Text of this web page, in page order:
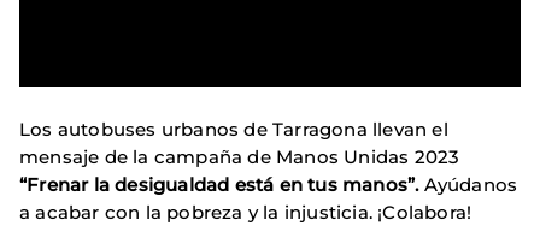
Los autobuses urbanos de Tarragona llevan el
mensaje de la campaña de Manos Unidas 2023
“Frenar la desigualdad está en tus manos”.Ayúdanos
a acabar con la pobreza y la injusticia. ¡Colabora!